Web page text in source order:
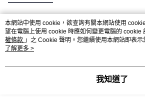
熱門標籤
本網站中使用 cookie，欲查詢有關本網站使用
望在電腦上使用 cookie 時應如何變更電腦的 cookie
權條款 」之 Cookie 聲明。您繼續使用本網站即表
用條款之 Cookie 聲明使用 cookie。
了解更多 >
我知道了